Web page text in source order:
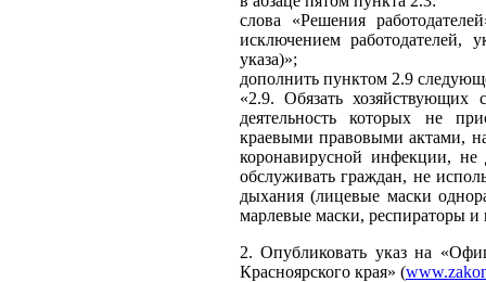
слова «Решения
исключением работодателей,
указа)»;
дополнить пунктом 2.9
«2.9. Обязать хозяйствующих
деятельность которых не
краевыми правовыми актами,
коронавирусной инфекции, не
обслуживать граждан, не
дыхания (лицевые маски
марлевые маски, респираторы
2. Опубликовать указ на
Красноярского края» (